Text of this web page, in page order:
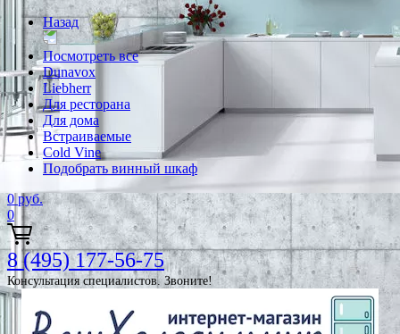
Назад
Посмотреть все
Dunavox
Liebherr
Для ресторана
Для дома
Встраиваемые
Cold Vine
Подобрать винный шкаф
0 руб.
0
8 (495) 177-56-75
Консультация специалистов. Звоните!